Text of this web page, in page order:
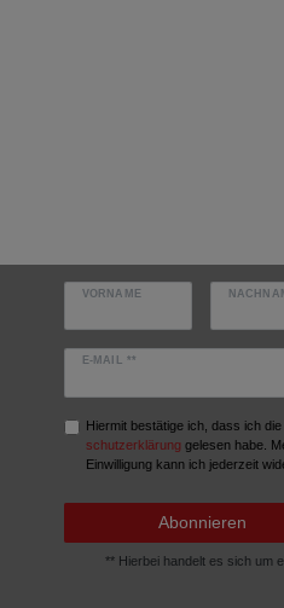
VORNAME
E-MAIL **
Hiermit bestätige ich, dass ich die
schutz­erklärung gelesen habe.
Einwilligung kann ich jederzeit
Abonnieren
** Hierbei handelt es sich um